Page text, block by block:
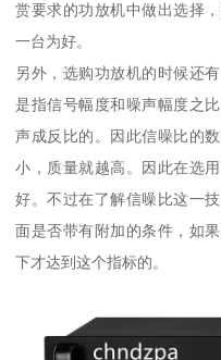
赏要求的功放机中做出选择
一台为好。
另外，选购功放机的时候还
是指信号幅度和噪声幅度之
声成反比的。因此信噪比的
小，质量就越高。因此在选
好。不过在了解信噪比这一
面是否带有附加的条件，如
下才达到这个指标的。